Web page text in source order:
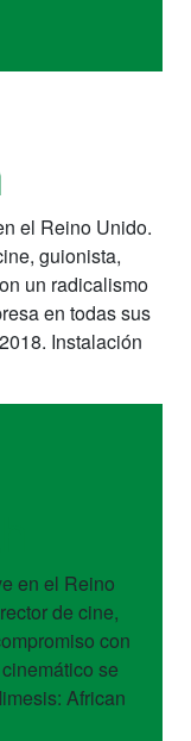
el Reino Unido.
guionista,
un radicalismo
en todas sus
Instalación
en el Reino
de cine,
con
se
African